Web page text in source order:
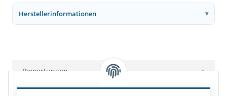
Herstellerinformationen
Bewertungen